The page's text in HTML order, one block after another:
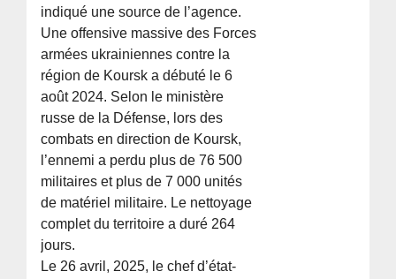
indiqué une source de l’agence.
Une offensive massive des Forces
armées ukrainiennes contre la
région de Koursk a débuté le 6
août 2024. Selon le ministère
russe de la Défense, lors des
combats en direction de Koursk,
l’ennemi a perdu plus de 76 500
militaires et plus de 7 000 unités
de matériel militaire. Le nettoyage
complet du territoire a duré 264
jours.
Le 26 avril, 2025, le chef d’état-